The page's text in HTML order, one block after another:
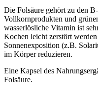
Die Folsäure gehört zu den
Vollkornprodukten und
wasserlösliche Vitamin ist
Kochen leicht zerstört
Sonnenexposition (z.B.
im Körper reduzieren.
Eine Kapsel des
Folsäure.